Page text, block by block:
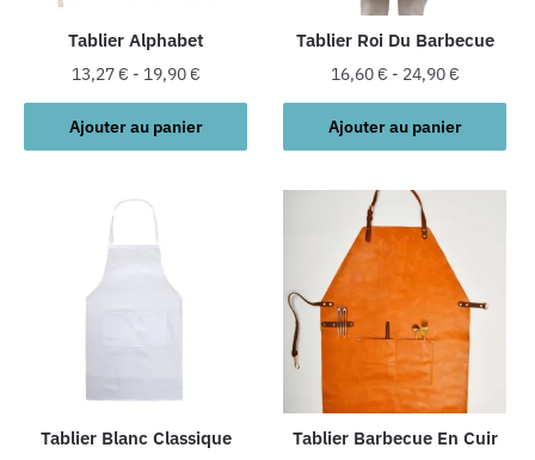
Tablier Alphabet
13,27€ - 19,90€
Ajouter au panier
Tablier Roi Du Barbecue
16,60€ - 24,90€
Ajouter au panier
Tablier Blanc Classique Tablier Barbecue En Cuir